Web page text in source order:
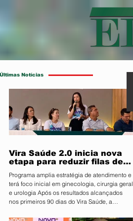
Últimas Notícias
Vira Saúde 2.0 inicia nova
etapa para reduzir filas de
Programa amplia estratégia de atendimento e
terá foco inicial em ginecologia, cirurgia geral
e urologia Após os resultados alcançados
nos primeiros 90 dias do Vira Saúde, a
Secretaria Municipal de Saúde, anunciou